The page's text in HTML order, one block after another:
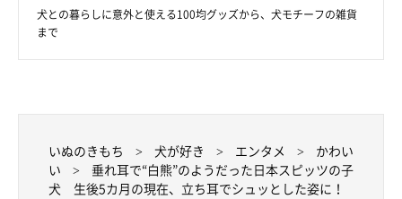
写真提供・取材協力／
取材・文／雨宮カイ
2026年4月時点の情報であり、現在と異なる場合があります。
犬との暮らしに意外と使える100均グッズから、犬モチーフの雑貨
まで
いぬのきもち 犬が好き エンタメ
かわい
い
垂れ耳で“白熊”のようだった日本スピッツの子
犬 生後5カ月の現在、立ち耳でシュッとした姿に！